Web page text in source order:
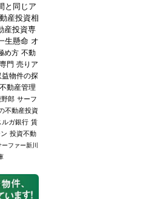
と同じア
産投資相
産投資専
生懸命 オ
め方 不動
門 売りア
益物件の探
不動産管理
郎 サーフ
不動産投資
ルガ銀行 賃
投資不動
ーファー新川